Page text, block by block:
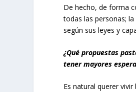
De hecho, de forma
todas las personas;
según sus leyes y
¿Qué propuestas
tener mayores
Es natural querer